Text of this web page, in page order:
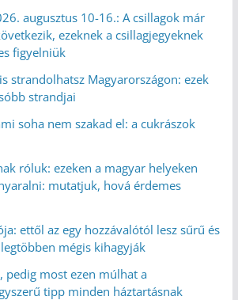
augusztus 10-16.: A csillagok már
ezeknek a csillagjegyeknek
figyelniük
strandolhatsz Magyarországon: ezek
strandjai
soha nem szakad el: a cukrászok
róluk: ezeken a magyar helyeken
mutatjuk, hová érdemes
ettől az egy hozzávalótól lesz sűrű és
mégis kihagyják
pedig most ezen múlhat a
tipp minden háztartásnak